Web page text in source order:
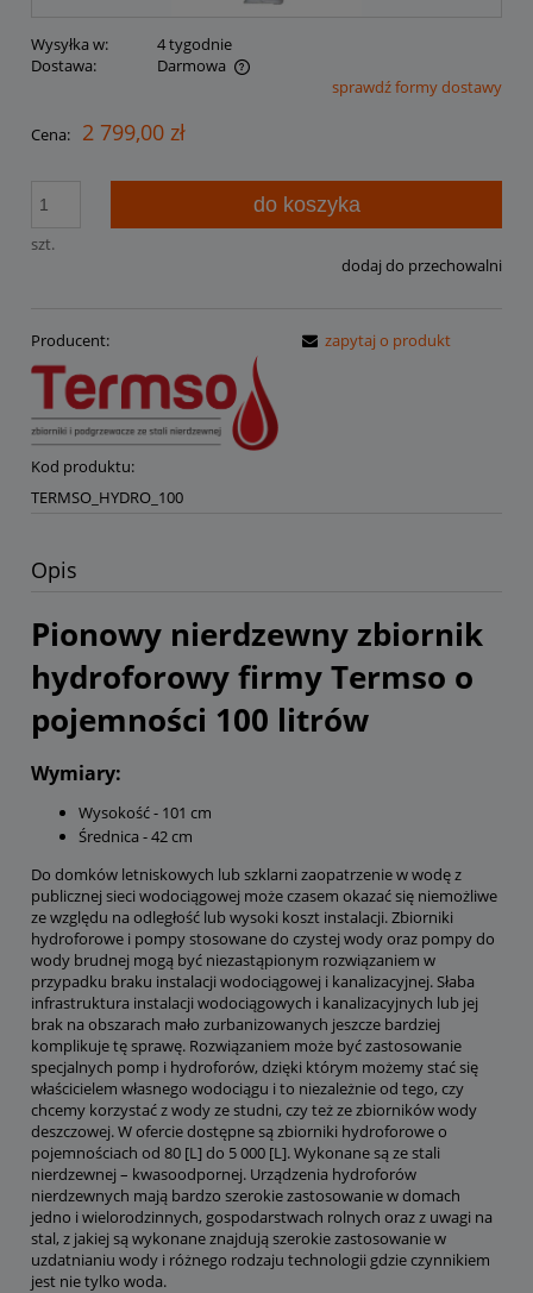
Wysyłka w:
4 tygodnie
Dostawa:
Darmowa
Cena nie zawiera ewentualnych kosztów płatnościsprawdź formy dostawy
Cena: 2 799,00 zł
szt.
do koszyka
dodaj do przechowalni
Producent:
Kod produktu:
TERMSO_HYDRO_100
zapytaj o produkt
Opis
Pionowy nierdzewny zbiornik
hydroforowy firmy Termso o
pojemności 100 litrów
Wymiary:
Wysokość - 101 cm
Średnica - 42 cm
Do domków letniskowych lub szklarni zaopatrzenie w wodę z
publicznej sieci wodociągowej może czasem okazać się niemożliwe
ze względu na odległość lub wysoki koszt instalacji. Zbiorniki
hydroforowe i pompy stosowane do czystej wody oraz pompy do
wody brudnej mogą być niezastąpionym rozwiązaniem w
przypadku braku instalacji wodociągowej i kanalizacyjnej. Słaba
infrastruktura instalacji wodociągowych i kanalizacyjnych lub jej
brak na obszarach mało zurbanizowanych jeszcze bardziej
komplikuje tę sprawę. Rozwiązaniem może być zastosowanie
specjalnych pomp i hydroforów, dzięki którym możemy stać się
właścicielem własnego wodociągu i to niezależnie od tego, czy
chcemy korzystać z wody ze studni, czy też ze zbiorników wody
deszczowej. W ofercie dostępne są zbiorniki hydroforowe o
pojemnościach od 80 [L] do 5 000 [L]. Wykonane są ze stali
nierdzewnej – kwasoodpornej. Urządzenia hydroforów
nierdzewnych mają bardzo szerokie zastosowanie w domach
jedno i wielorodzinnych, gospodarstwach rolnych oraz z uwagi na
stal, z jakiej są wykonane znajdują szerokie zastosowanie w
uzdatnianiu wody i różnego rodzaju technologii gdzie czynnikiem
jest nie tylko woda.